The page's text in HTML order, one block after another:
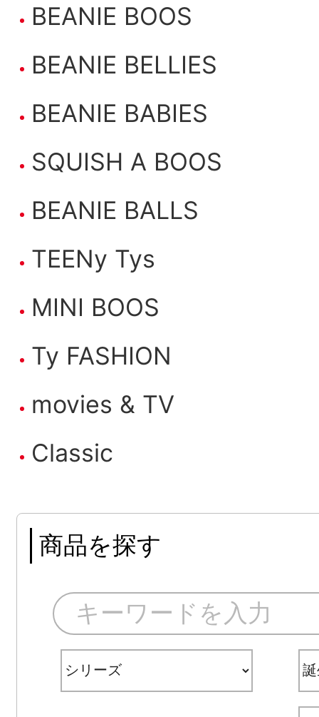
BEANIE BOOS
BEANIE BELLIES
BEANIE BABIES
SQUISH A BOOS
BEANIE BALLS
TEENy Tys
MINI BOOS
Ty FASHION
movies & TV
Classic
商品を探す